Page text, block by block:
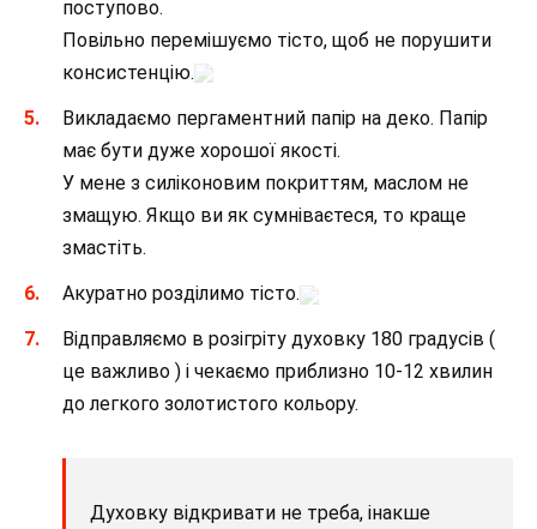
поступово.
Повільно перемішуємо тісто, щоб не порушити
консистенцію.
Викладаємо пергаментний папір на деко. Папір
має бути дуже хорошої якості.
У мене з силіконовим покриттям, маслом не
змащую. Якщо ви як сумніваєтеся, то краще
змастіть.
Акуратно розділимо тісто.
Відправляємо в розігріту духовку 180 градусів (
це важливо ) і чекаємо приблизно 10-12 хвилин
до легкого золотистого кольору.
Духовку відкривати не треба, інакше